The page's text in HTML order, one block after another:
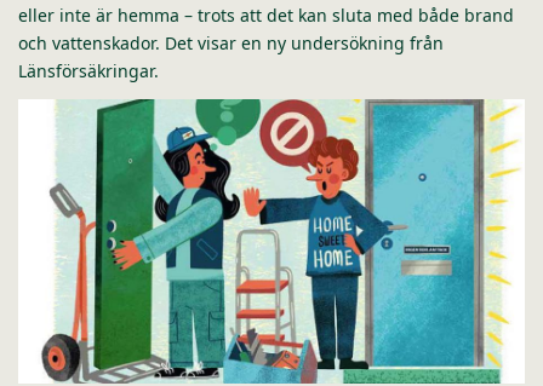
eller inte är hemma – trots att det kan sluta med både brand
och vattenskador. Det visar en ny undersökning från
Länsförsäkringar.